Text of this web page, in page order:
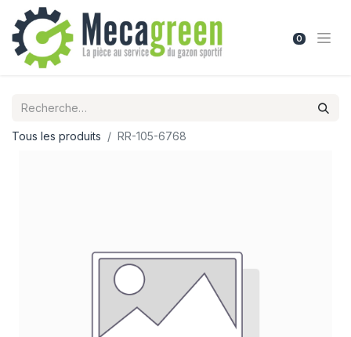
0
Tous les produits RR-105-6768